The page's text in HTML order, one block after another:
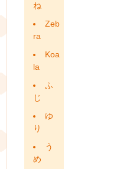
ね
Zeb
ra
Koa
la
ふ
じ
ゆ
り
う
め